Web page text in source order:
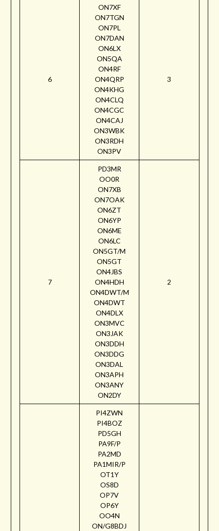
6
ON7XF
ON7TGN
ON7PL
ON7DAN
ON6LX
ON5QA
ON4RF
ON4QRP
ON4KHG
ON4CLQ
ON4CGC
ON4CAJ
ON3WBK
ON3RDH
ON3PV
3
7
PD3MR
OO0R
ON7XB
ON7OAK
ON6ZT
ON6YP
ON6ME
ON6LC
ON5GT/M
ON5GT
ON4JBS
ON4HDH
ON4DWT/M
ON4DWT
ON4DLX
ON3MVC
ON3JAK
ON3DDH
ON3DDG
ON3DAL
ON3APH
ON3ANY
ON2DY
2
PI4ZWN
PI4BOZ
PD5GH
PA9F/P
PA2MD
PA1MIR/P
OT1Y
OS8D
OP7V
OP6Y
OO4N
ON/G8BDJ